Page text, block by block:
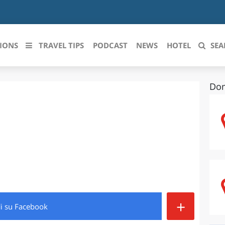
ROMAGNA PIEMONTE
TRAVEL TIPS PODCAST NEWS HOTEL
su Facebook +